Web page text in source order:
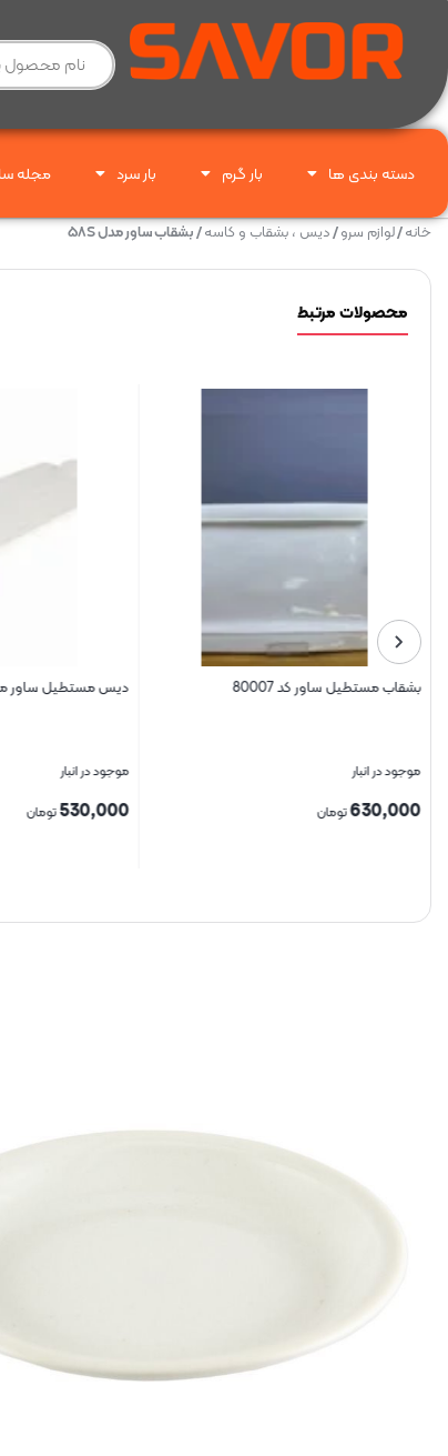
دسته بندی ها بار گرم بار سرد مجله
خانه/لوازم سرو/دیس ، بشقاب و کاسه/ بشقاب ساور مدل ۵۸S
محصولات مرتبط
بشقاب مستطیل ساور کد 80007
موجود در انبار
630,000تومان
دیس مستطیل ساور مدل
موجود در انبار
530,000 تومان